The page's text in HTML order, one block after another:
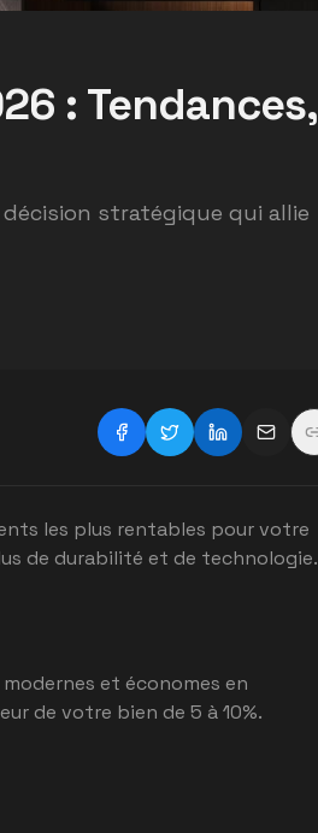
: Tendances,
stratégique qui allie
les plus rentables pour votre
de durabilité et de technologie.
et économes en
de votre bien de 5 à 10%.